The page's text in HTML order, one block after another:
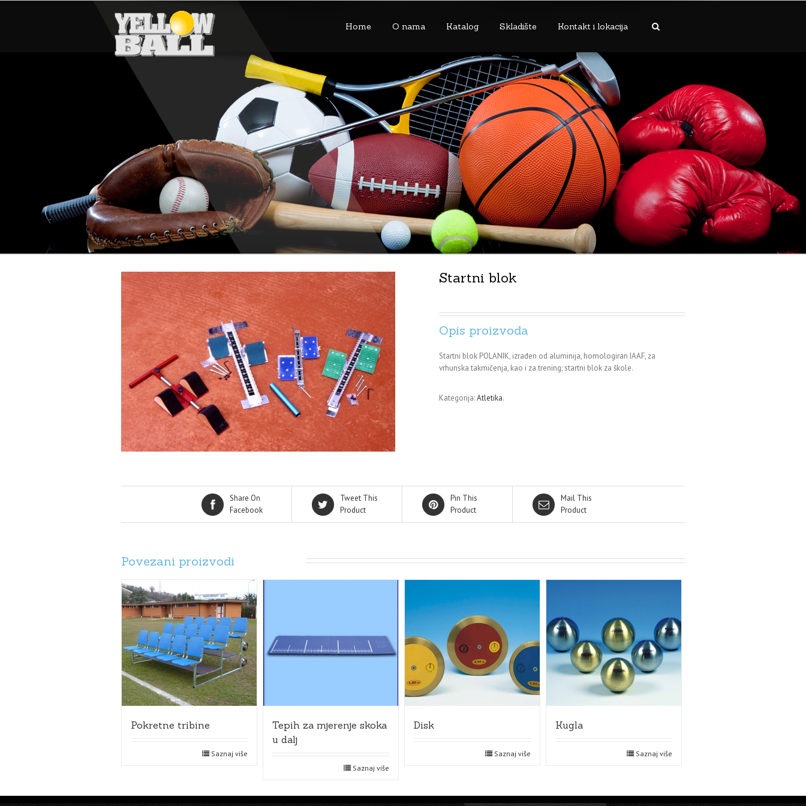
Home O nama Katalog Skladište Kontakt i lokacija
Startni blok
Opis proizvoda
Startni blok POLANIK, izrađen od aluminija, homologiran IAAF, za
vrhunska takmičenja, kao i za trening; startni blok za škole.
Kategorija:Atletika.
Share On
Facebook
Tweet This
Product
Pin This
Product
Mail This
Product
Povezani proizvodi
Pokretne tribine
Saznaj više
Tepih za mjerenje skoka
u dalj
Saznaj više
Disk
Saznaj više
Kugla
Saznaj više